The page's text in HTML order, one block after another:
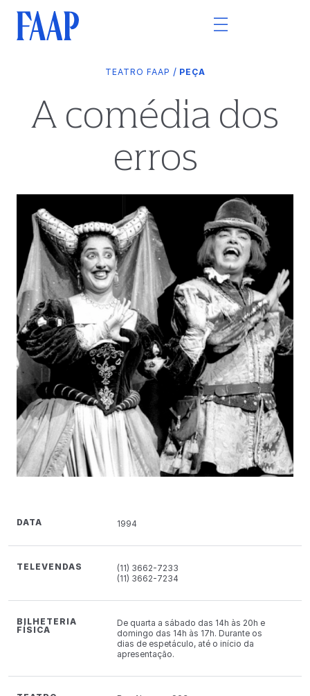
TEATRO FAAP / PEÇA
A comédia dos
erros
DATA 1994
TELEVENDAS
(11) 3662-7233
(11) 3662-7234
BILHETERIA
FÍSICA
De quarta a sábado das 14h às 20h e
domingo das 14h às 17h. Durante os
dias de espetáculo, até o início da
apresentação.